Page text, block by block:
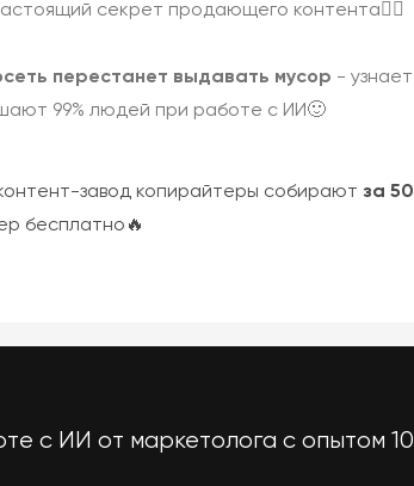
секрет продающего контента👌🏻
перестанет выдавать мусор -
99% людей при работе с ИИ🙂
завод копирайтеры собирают за
бесплатно🔥
с ИИ от маркетолога с опытом